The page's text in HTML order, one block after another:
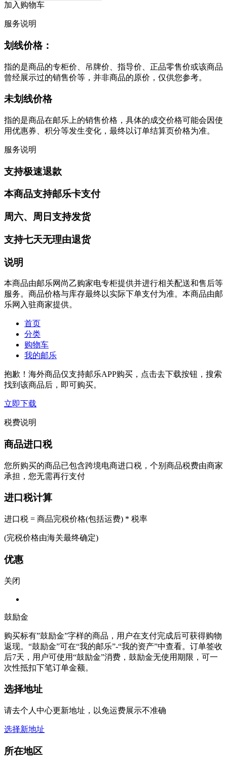
加入购物车
服务说明
划线价格：
指的是商品的专柜价、吊牌价、指导价、正品零售价或该商品
曾经展示过的销售价等，并非商品的原价，仅供您参考。
未划线价格
指的是商品在邮乐上的销售价格，具体的成交价格可能会因使
用优惠券、积分等发生变化，最终以订单结算页价格为准。
服务说明
支持极速退款
本商品支持邮乐卡支付
周六、周日支持发货
支持七天无理由退货
说明
本商品由邮乐网尚乙购家电专柜提供并进行相关配送和售后等
服务。商品价格与库存最终以实际下单支付为准。本商品由邮
乐网入驻商家提供。
首页
分类
购物车
我的邮乐
抱歉！海外商品仅支持邮乐APP购买，点击去下载按钮，搜索
找到该商品后，即可购买。
立即下载
税费说明
商品进口税
您所购买的商品已包含跨境电商进口税，个别商品税费由商家
承担，您无需再行支付
进口税计算
进口税 = 商品完税价格(包括运费) * 税率
(完税价格由海关最终确定)
优惠
关闭
鼓励金
购买标有”鼓励金”字样的商品，用户在支付完成后可获得购物
返现。“鼓励金”可在“我的邮乐”-“我的资产”中查看。订单签收
后7天，用户可使用“鼓励金”消费，鼓励金无使用期限，可一
次性抵扣下笔订单金额。
选择地址
请去个人中心更新地址，以免运费展示不准确
选择新地址
所在地区